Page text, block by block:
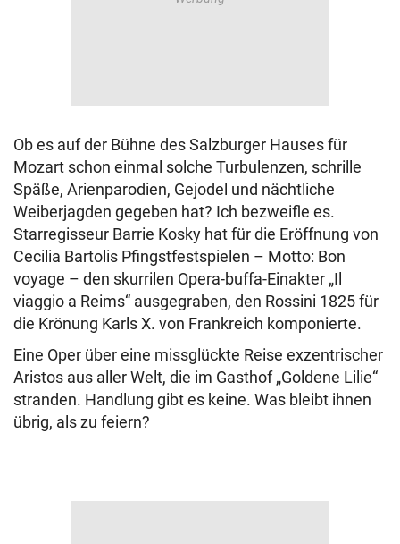
Ob es auf der Bühne des Salzburger Hauses für
Mozart schon einmal solche Turbulenzen, schrille
Späße, Arienparodien, Gejodel und nächtliche
Weiberjagden gegeben hat? Ich bezweifle es.
Starregisseur Barrie Kosky hat für die Eröffnung von
Cecilia Bartolis Pfingstfestspielen – Motto: Bon
voyage – den skurrilen Opera-buffa-Einakter „Il
viaggio a Reims“ ausgegraben, den Rossini 1825 für
die Krönung Karls X. von Frankreich komponierte.
Eine Oper über eine missglückte Reise exzentrischer
Aristos aus aller Welt, die im Gasthof „Goldene Lilie“
stranden. Handlung gibt es keine. Was bleibt ihnen
übrig, als zu feiern?